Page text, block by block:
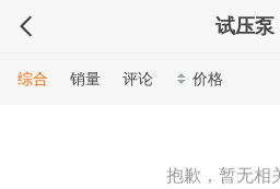
试压泵
综合 销量 评论 价格
抱歉，暂无相